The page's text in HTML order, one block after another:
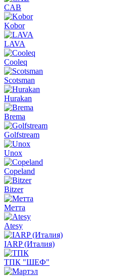
CAB
Kobor
LAVA
Cooleq
Scotsman
Hurakan
Brema
Golfstream
Unox
Copeland
Bitzer
Метта
Atesy
IARP (Италия)
ТПК "ШЕФ"